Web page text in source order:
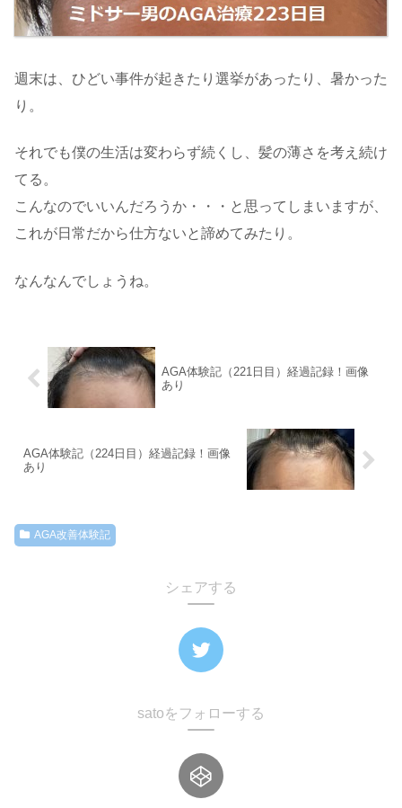
週末は、ひどい事件が起きたり選挙があったり、暑かった
り。
それでも僕の生活は変わらず続くし、髪の薄さを考え続け
てる。
こんなのでいいんだろうか・・・と思ってしまいますが、
これが日常だから仕方ないと諦めてみたり。
なんなんでしょうね。
AGA体験記（221日目）経過記録！画像
あり
AGA体験記（224日目）経過記録！画像
あり
AGA改善体験記
シェアする
satoをフォローする